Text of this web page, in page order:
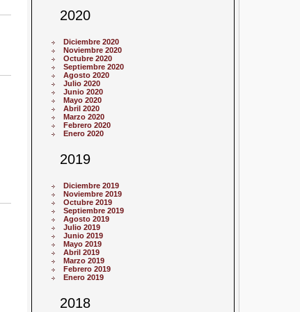
2020
Diciembre 2020
Noviembre 2020
Octubre 2020
Septiembre 2020
Agosto 2020
Julio 2020
Junio 2020
Mayo 2020
Abril 2020
Marzo 2020
Febrero 2020
Enero 2020
2019
Diciembre 2019
Noviembre 2019
Octubre 2019
Septiembre 2019
Agosto 2019
Julio 2019
Junio 2019
Mayo 2019
Abril 2019
Marzo 2019
Febrero 2019
Enero 2019
2018